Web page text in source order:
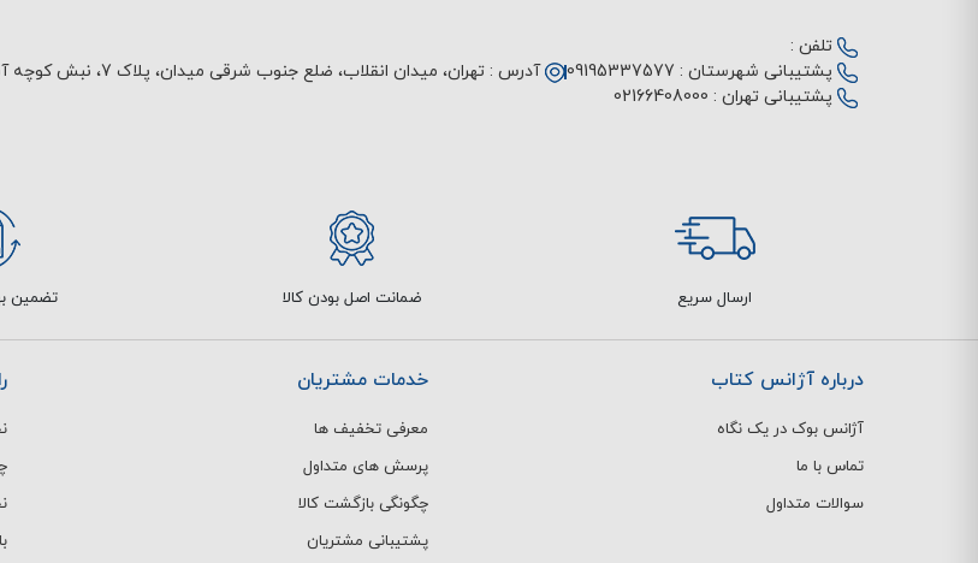
تلفن :
پشتیبانی شهرستان : 09195337577
پشتیبانی تهران : 02166408000
آدرس : تهران، میدان انقلاب، ضلع جنوب شرقی میدان، پلاک 7، نبش کوچه آبرو
ارسال سریع ضمانت اصل بودن کالا تضمین
درباره آژانس کتاب
آژانس بوک در یک نگاه
تماس با ما
سوالات متداول
خدمات مشتریان
معرفی تخفیف ها
پرسش های متداول
چگونگی بازگشت کالا
پشتیبانی مشتریان